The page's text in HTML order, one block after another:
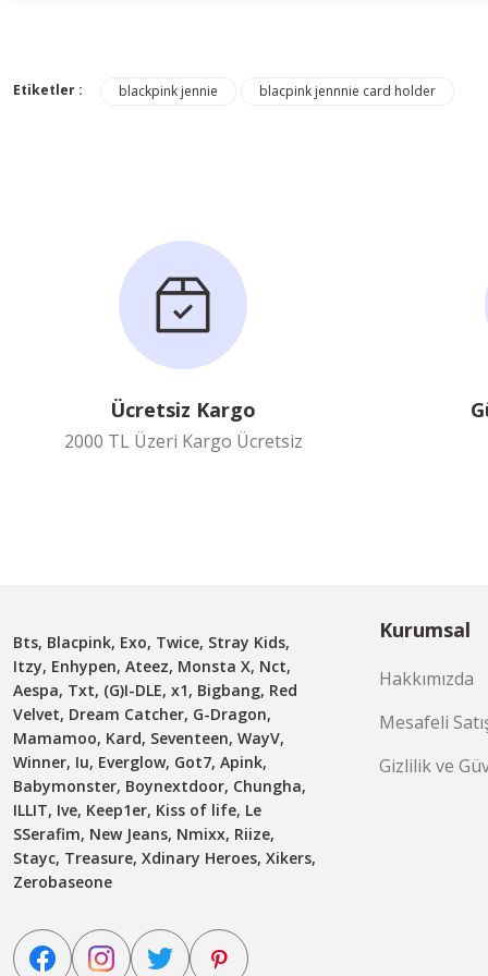
Etiketler : blackpink jennie blacpink jennnie card holder
Ücretsiz Kargo
2000 TL Üzeri Kargo Ücretsiz
Bts, Blacpink, Exo, Twice, Stray Kids,
Itzy, Enhypen, Ateez, Monsta X, Nct,
Aespa, Txt, (G)I-DLE, x1, Bigbang, Red
Velvet, Dream Catcher, G-Dragon,
Mamamoo, Kard, Seventeen, WayV,
Winner, Iu, Everglow, Got7, Apink,
Babymonster, Boynextdoor, Chungha,
ILLIT, Ive, Keep1er, Kiss of life, Le
SSerafim, New Jeans, Nmixx, Riize,
Stayc, Treasure, Xdinary Heroes, Xikers,
Zerobaseone
Kurumsal
Hakkımızda
Mesafeli
Gizlilik ve